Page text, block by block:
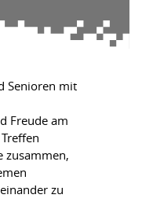
Senioren mit
Freude am
zusammen,
zu